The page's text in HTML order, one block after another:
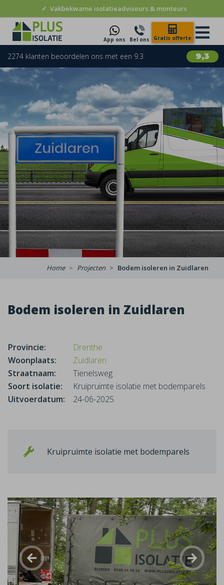
✓ Vakbekwame isolatieadviseurs & monteurs
App ons Bel ons Gratis offerte
9,3
2274 klanten beoordelen ons met een 9.3
Home Projecten Bodem isoleren in Zuidlaren
Bodem isoleren in Zuidlaren
Provincie:
Drenthe
Woonplaats:
Zuidlaren
Straatnaam:
Tienelsweg
Soort isolatie:
Kruipruimte isolatie met bodemparels
Uitvoerdatum:
24-06-2025
Kruipruimte isolatie met bodemparels